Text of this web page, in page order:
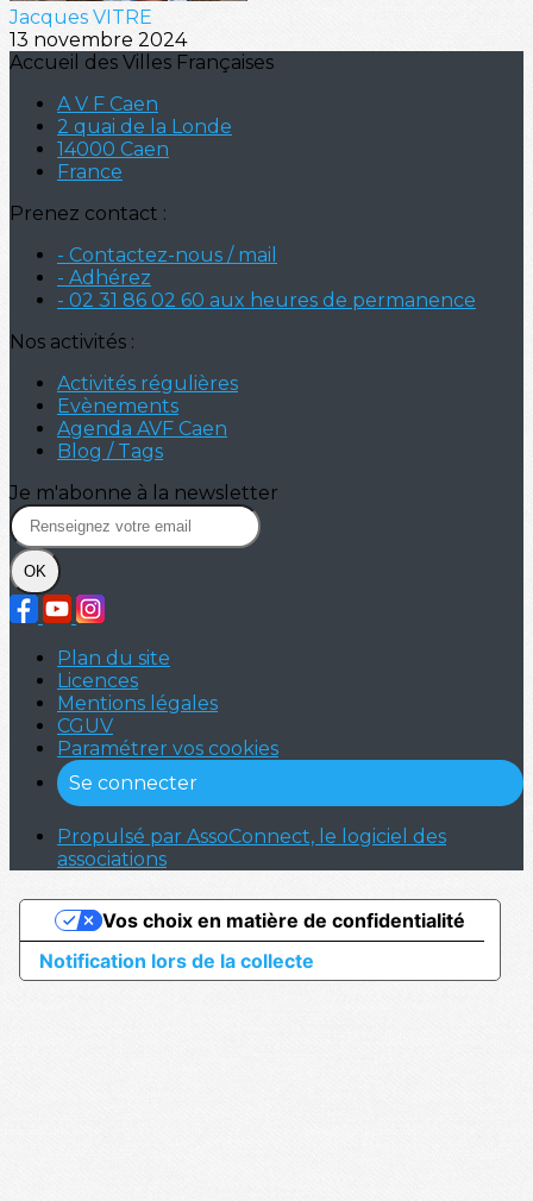
Jacques VITRE
13 novembre 2024
Accueil des Villes Françaises
A V F Caen
2 quai de la Londe
14000 Caen
France
Prenez contact :
- Contactez-nous / mail
- Adhérez
- 02 31 86 02 60 aux heures de permanence
Nos activités :
Activités régulières
Evènements
Agenda AVF Caen
Blog / Tags
Je m'abonne à la newsletter
OK
Plan du site
Licences
Mentions légales
CGUV
Paramétrer vos cookies
Se connecter
Propulsé par AssoConnect, le logiciel des
associations
Notification lors de la collecte
Vos choix en matière de confidentialité